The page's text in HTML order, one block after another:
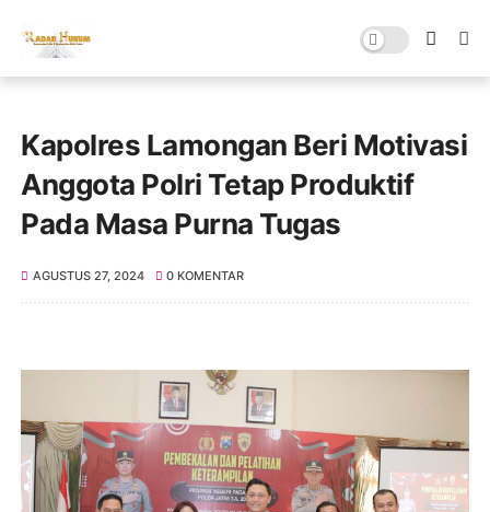
Kapolres Lamongan Beri Motivasi
Anggota Polri Tetap Produktif
Pada Masa Purna Tugas
AGUSTUS 27, 2024 0 KOMENTAR